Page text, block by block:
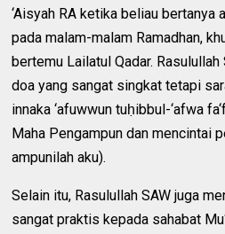
‘Aisyah RA ketika beliau bertanya
pada malam-malam Ramadhan,
bertemu Lailatul Qadar.
doa yang sangat singkat tetapi
innaka ‘afuwwun tuḥibbul-‘afwa
Maha Pengampun dan mencintai
ampunilah aku).
Selain itu, Rasulullah SAW juga
sangat praktis kepada sahabat